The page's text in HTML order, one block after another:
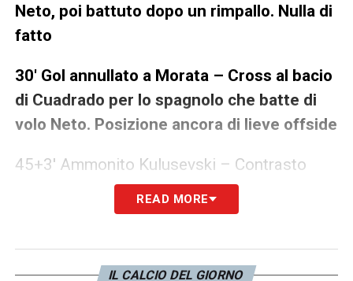
Neto, poi battuto dopo un rimpallo. Nulla di
fatto
30′ Gol annullato a Morata – Cross al bacio
di Cuadrado per lo spagnolo che batte di
volo Neto. Posizione ancora di lieve offside
45+3′ Ammonito Kulusevski – Contrasto
deciso con Jordi Alba, severo l’arbitro
colombiano dolorante, lascia correre il
READ MORE
IL CALCIO DEL GIORNO